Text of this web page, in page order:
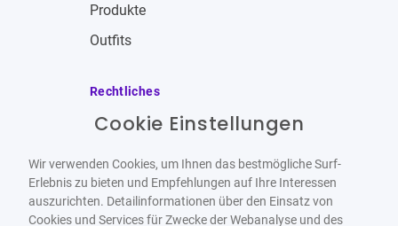
Produkte
Outfits
Rechtliches
Impressum
Datenschutzbestimmungen
Widerrufsbelehrung
Cookie Einstellungen
Wir verwenden Cookies, um Ihnen das bestmögliche Surf-
Erlebnis zu bieten und Empfehlungen auf Ihre Interessen
auszurichten. Detailinformationen über den Einsatz von
Cookies und Services für Zwecke der Webanalyse und des